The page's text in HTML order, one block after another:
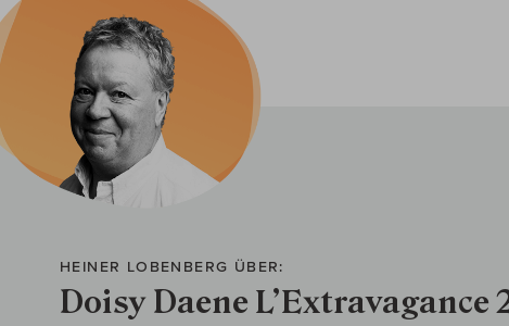
HEINER LOBENBERG ÜBER:
Doisy Daene L’Extravagance